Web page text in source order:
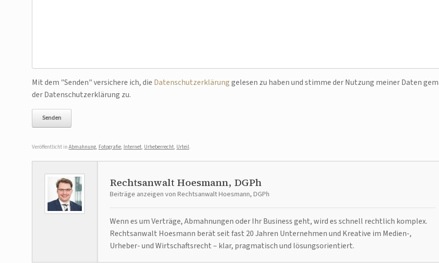
Bitte lasse dieses Feld leer.
Mit dem "Senden" versichere ich, die Datenschutzerklärunggelesen zu haben und stimme der Nutzung meiner Daten
der Datenschutzerklärung zu.
Veröffentlicht in Abmahnung, Fotografie, Internet, Urheberrecht, Urteil.
Rechtsanwalt Hoesmann, DGPh
Beiträge anzeigen von Rechtsanwalt Hoesmann, DGPh
Wenn es um Verträge, Abmahnungen oder Ihr Business geht, wird es schnell rechtlich komplex.
Rechtsanwalt Hoesmann berät seit fast 20 Jahren Unternehmen und Kreative im Medien-,
Urheber- und Wirtschaftsrecht – klar, pragmatisch und lösungsorientiert.